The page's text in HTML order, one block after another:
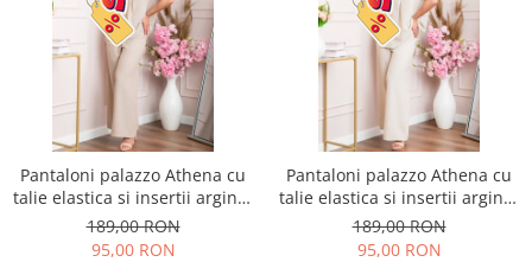
Pantaloni palazzo Athena cu
talie elastica si insertii argintii
- Bej
189,00 RON
95,00 RON
Pantaloni palazzo Athena cu
talie elastica si insertii argintii
- Ecru
189,00 RON
95,00 RON